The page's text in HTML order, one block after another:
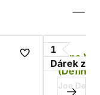
1
Dárek
Lone
Joe Dever